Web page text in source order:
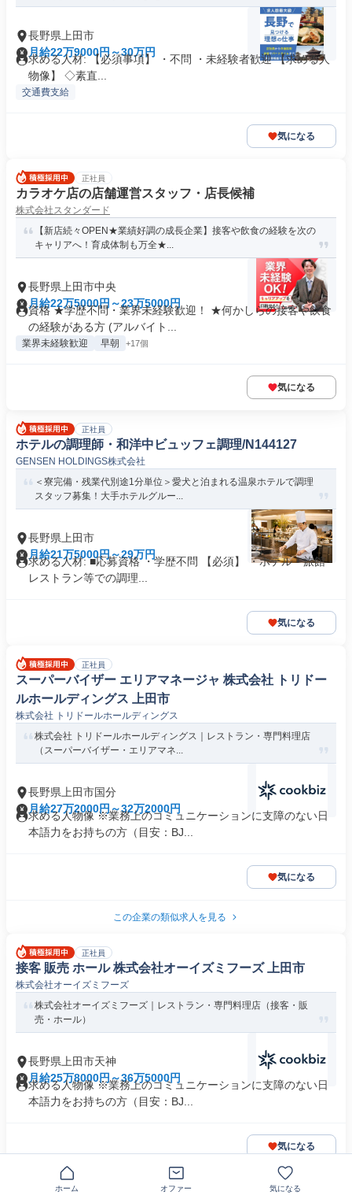
長野県上田市
月給22万9000円～30万円
求める人材: 【必須事項】 ・不問 ・未経験者歓迎 【求める人
物像】 ◇素直...
交通費支給
気になる
正社員
カラオケ店の店舗運営スタッフ・店長候補
株式会社スタンダード
【新店続々OPEN★業績好調の成長企業】接客や飲食の経験を次の
キャリアへ！育成体制も万全★...
長野県上田市中央
月給22万5000円～23万5000円
資格 ★学歴不問・業界未経験歓迎！ ★何かしらの接客や飲食
の経験がある方 (アルバイト...
業界未経験歓迎 早朝 +17個
気になる
正社員
ホテルの調理師・和洋中ビュッフェ調理/N144127
GENSEN HOLDINGS株式会社
＜寮完備・残業代別途1分単位＞愛犬と泊まれる温泉ホテルで調理
スタッフ募集！大手ホテルグルー...
長野県上田市
月給21万5000円～29万円
求める人材: ■応募資格 ・学歴不問 【必須】 ・ホテル・旅館・
レストラン等での調理...
気になる
正社員
スーパーバイザー エリアマネージャ 株式会社 トリドー
ルホールディングス 上田市
株式会社 トリドールホールディングス
株式会社 トリドールホールディングス｜レストラン・専門料理店
（スーパーバイザー・エリアマネ...
長野県上田市国分
月給27万2000円～32万2000円
求める人物像 ※業務上のコミュニケーションに支障のない日
本語力をお持ちの方（目安：BJ...
気になる
この企業の類似求人を見る
正社員
接客 販売 ホール 株式会社オーイズミフーズ 上田市
株式会社オーイズミフーズ
株式会社オーイズミフーズ｜レストラン・専門料理店（接客・販
売・ホール）
長野県上田市天神
月給25万8000円～36万5000円
求める人物像 ※業務上のコミュニケーションに支障のない日
本語力をお持ちの方（目安：BJ...
気になる
ホーム オファー 気になる